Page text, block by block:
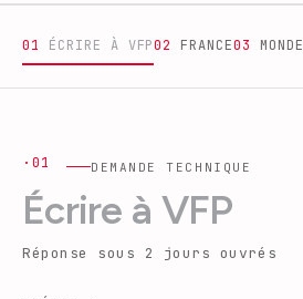
01 ÉCRIRE À VFP02 FRANCE03 MONDE
·01 DEMANDE TECHNIQUE
Écrire à VFP
Réponse sous 2 jours ouvrés